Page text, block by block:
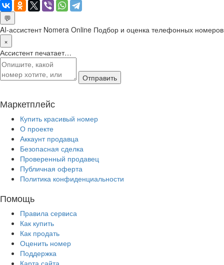
💬
AI-ассистент Nomera Online Подбор и оценка телефонных номеров
×
Ассистент печатает…
Отправить
Маркетплейс
Купить красивый номер
О проекте
Аккаунт продавца
Безопасная сделка
Проверенный продавец
Публичная оферта
Политика конфиденциальности
Помощь
Правила сервиса
Как купить
Как продать
Оценить номер
Поддержка
Карта сайта